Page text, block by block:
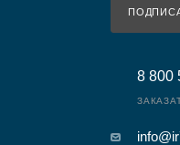
8 800